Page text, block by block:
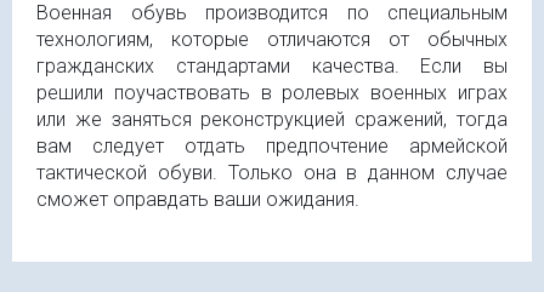
Военная обувь производится по специальным
технологиям, которые отличаются от обычных
гражданских стандартами качества. Если вы
решили поучаствовать в ролевых военных играх
или же заняться реконструкцией сражений, тогда
вам следует отдать предпочтение армейской
тактической обуви. Только она в данном случае
сможет оправдать ваши ожидания.